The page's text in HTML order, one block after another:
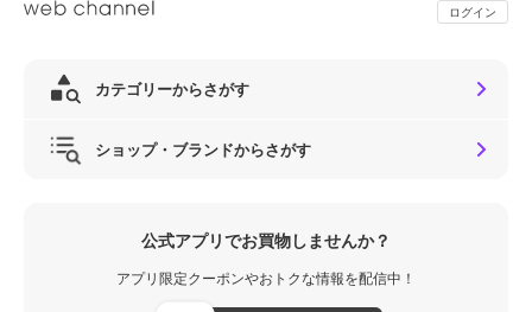
ログイン
カテゴリーからさがす
ショップ・ブランドからさがす
公式アプリでお買物しませんか？
アプリ限定クーポンやおトクな情報を配信中！